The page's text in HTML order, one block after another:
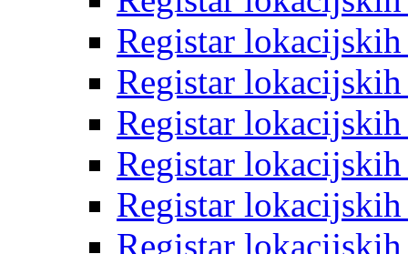
Registar
Registar
Registar
Registar
Registar
Registar